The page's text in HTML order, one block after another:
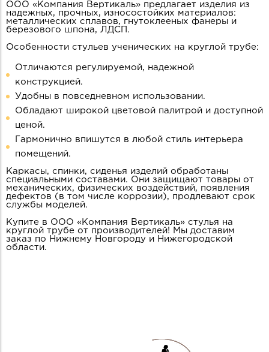
ООО «Компания Вертикаль» предлагает изделия из
надежных, прочных, износостойких материалов:
металлических сплавов, гнутоклееных фанеры и
березового шпона, ЛДСП.
Особенности стульев ученических на круглой трубе:
Отличаются регулируемой, надежной
конструкцией.
Удобны в повседневном использовании.
Обладают широкой цветовой палитрой и доступной
ценой.
Гармонично впишутся в любой стиль интерьера
помещений.
Каркасы, спинки, сиденья изделий обработаны
специальными составами. Они защищают товары от
механических, физических воздействий, появления
дефектов (в том числе коррозии), продлевают срок
службы моделей.
Купите в ООО «Компания Вертикаль» стулья на
круглой трубе от производителей! Мы доставим
заказ по Нижнему Новгороду и Нижегородской
области.